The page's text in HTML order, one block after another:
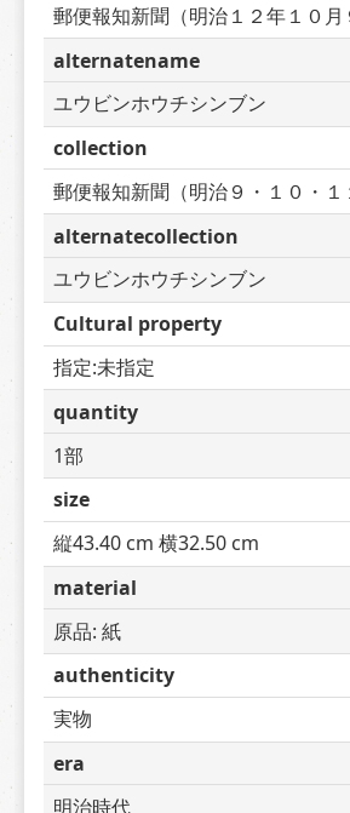
郵便報知新聞（明治１２年１０月
alternatename
ユウビンホウチシンブン
collection
郵便報知新聞（明治９・１０・１
alternatecollection
ユウビンホウチシンブン
Cultural property
指定:未指定
quantity
1部
size
縦43.40 cm 横32.50 cm
material
原品: 紙
authenticity
実物
era
明治時代